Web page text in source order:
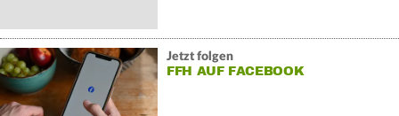
Jetzt folgen
FFH AUF FACEBOOK